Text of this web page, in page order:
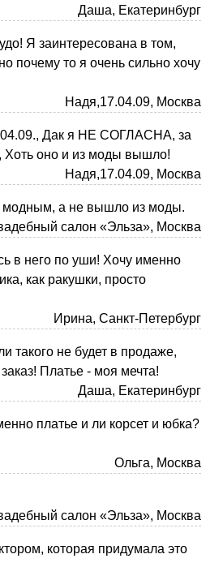
Даша, Екатеринбург
Я заинтересована в том,
почему то я очень сильно хочу
Надя,17.04.09, Москва
Дак я НЕ СОГЛАСНА, за
Хоть оно и из моды вышло!
Надя,17.04.09, Москва
модным, а не вышло из моды.
салон «Эльза», Москва
в него по уши! Хочу именно
как ракушки, просто
Ирина, Санкт-Петербург
такого не будет в продаже,
Платье - моя мечта!
Даша, Екатеринбург
платье и ли корсет и юбка?
Ольга, Москва
салон «Эльза», Москва
которая придумала это